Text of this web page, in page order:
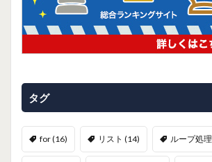
タグ
for(16) リスト (14) ループ処理